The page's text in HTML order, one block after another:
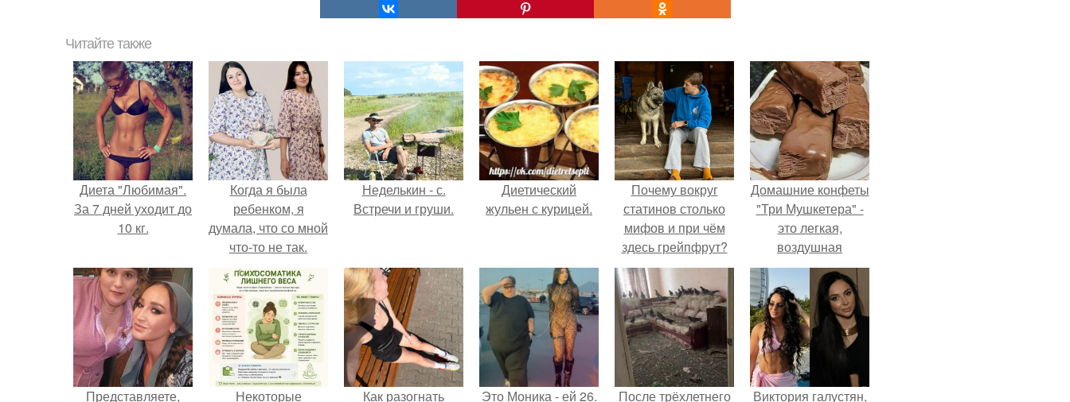
Читайте также
Диета "Любимая".
За 7 дней уходит до
10 кг.
Когда я была
ребенком, я
думала, что со мной
что-то не так.
Неделькин - с.
Встречи и груши.
Диетический
жульен с курицей.
Почему вокруг
статинов столько
мифов и при чём
здесь грейпфрут?
Домашние конфеты
"Три Мушкетера" -
это легкая,
воздушная
шоколадная нуга,
покрытая
молочным
шоколадом.
Представляете, Некоторые Как разогнать Это Моника - ей 26. После трёхлетнего Виктория галустян,